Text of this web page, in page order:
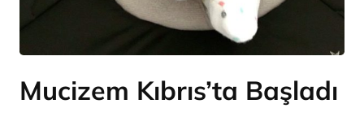
Mucizem Kıbrıs’ta Başladı